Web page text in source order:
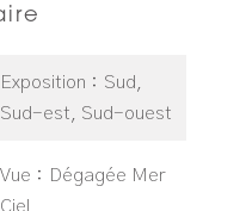
Exposition
Sud,
Sud-est, Sud-ouest
Vue
Dégagée Mer
Ciel